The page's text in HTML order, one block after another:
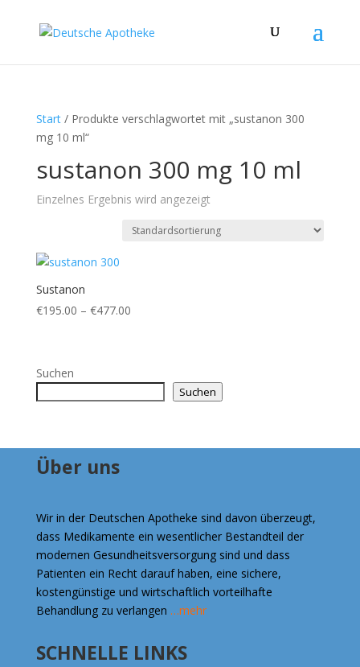
Start/ Produkte verschlagwortet mit „sustanon 300
mg 10 ml“
sustanon 300 mg 10 ml
Einzelnes Ergebnis wird angezeigt
Sustanon
€195.00 – €477.00Preisspanne:
Suchen
Suchen
Über uns
Wir in der Deutschen Apotheke sind davon überzeugt,
dass Medikamente ein wesentlicher Bestandteil der
modernen Gesundheitsversorgung sind und dass
Patienten ein Recht darauf haben, eine sichere,
kostengünstige und wirtschaftlich vorteilhafte
Behandlung zu verlangen …mehr
SCHNELLE LINKS